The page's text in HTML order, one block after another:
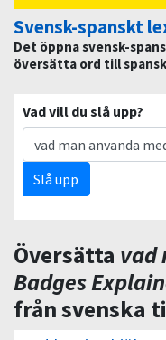
Svensk-spanskt
Det öppna svensk-
översätta ord till
Vad vill du slå upp?
Slå upp
Översätta vad
Badges
från svenska